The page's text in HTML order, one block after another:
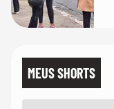
MEUS SHORTS